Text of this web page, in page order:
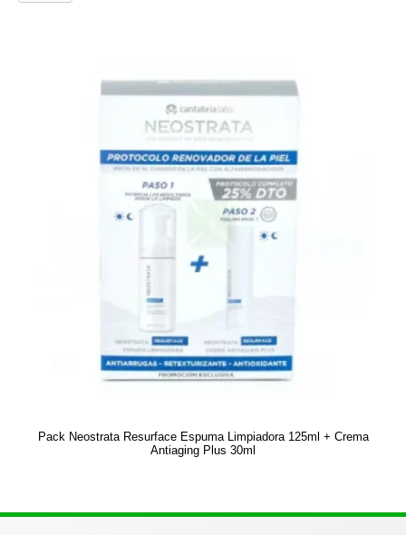
Pack Neostrata Resurface Espuma Limpiadora 125ml + Crema
Antiaging Plus 30ml